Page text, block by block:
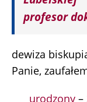
profesor
dewiza
Panie,
urodzony –